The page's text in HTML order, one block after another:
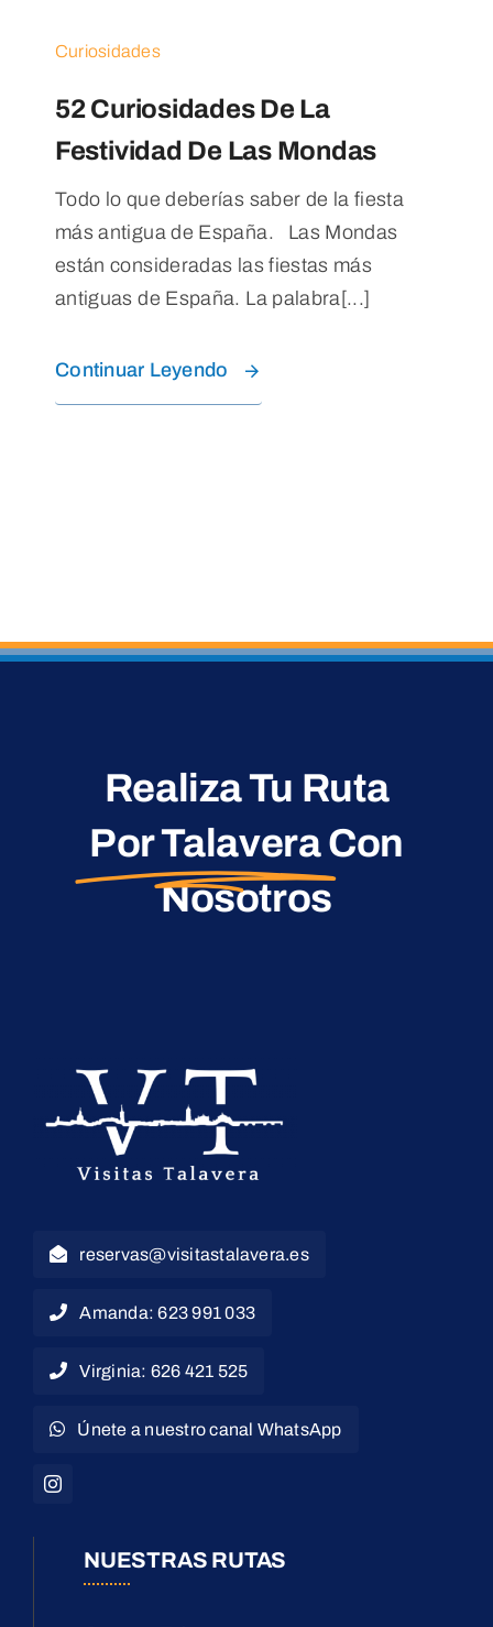
Curiosidades
52 Curiosidades De La
Festividad De Las Mondas
Todo lo que deberías saber de la fiesta
más antigua de España. Las Mondas
están consideradas las fiestas más
antiguas de España. La palabra[...]
Continuar Leyendo
Realiza Tu Ruta
Por TalaveraCon
Nosotros
reservas@visitastalavera.es
Amanda: 623 991 033
Virginia: 626 421 525
Únete a nuestro canal WhatsApp
NUESTRAS RUTAS